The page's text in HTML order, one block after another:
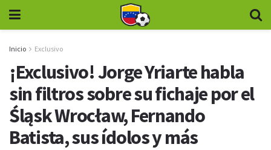
Inicio Exclusivo
¡Exclusivo! Jorge Yriarte habla
sin filtros sobre su fichaje por el
Śląsk Wrocław, Fernando
Batista, sus ídolos y más